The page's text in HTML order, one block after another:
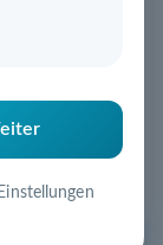
zur eigenen